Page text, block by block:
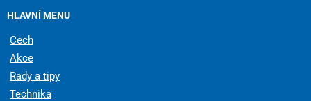
HLAVNÍ MENU
Cech
Akce
Rady a tipy
Technika